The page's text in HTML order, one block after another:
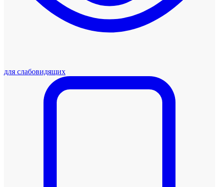
для слабовидящих